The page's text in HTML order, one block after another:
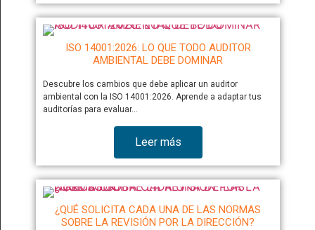
ISO 14001:2026: LO QUE TODO AUDITOR
AMBIENTAL DEBE DOMINAR
Descubre los cambios que debe aplicar un auditor
ambiental con la ISO 14001:2026. Aprende a adaptar tus
auditorías para evaluar…
Leer más
¿QUÉ SOLICITA CADA UNA DE LAS NORMAS
SOBRE LA REVISIÓN POR LA DIRECCIÓN?